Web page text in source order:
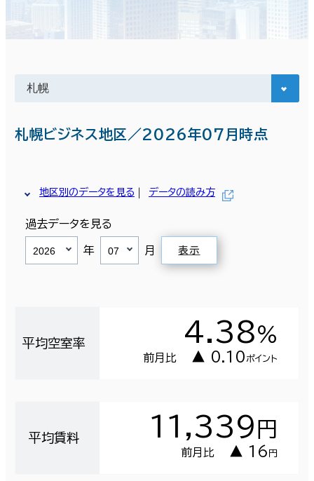
札幌ビジネス地区／2026年07月時点
地区別のデータを見る データの読み方
過去データを見る
年 月 表示
平均空室率 4.38％
前月比 ▲ 0.10 ポイント
平均賃料 11,339 円
前月比 ▲ 16 円